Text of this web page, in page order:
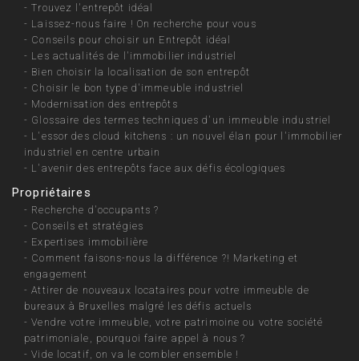
-Trouvez l'entrepôt idéal
- Laissez-nous faire ! On recherche pour vous
- Conseils pour choisir un Entrepôt idéal
- Les actualités de l'immobilier industriel
- Bien choisir la localisation de son entrepôt
- Choisir le bon type d'immeuble industriel
- Modernisation des entrepôts
- Glossaire des termes techniques d'un immeuble industriel
- L'essor des cloud kitchens : un nouvel élan pour l'immobilier
industriel en centre urbain
- L'avenir des entrepôts face aux défis écologiques
Propriétaires
- Recherche d'occupants ?
- Conseils et stratégies
- Expertises immobilière
- Comment faisons-nous la différence ?! Marketing et
engagement
-Attirer de nouveaux locataires pour votre immeuble de
bureaux à Bruxelles malgré les défis actuels
-Vendre votre immeuble, votre patrimoine ou votre société
patrimoniale, pourquoi faire appel à nous ?
-Vide locatif, on va le combler ensemble !